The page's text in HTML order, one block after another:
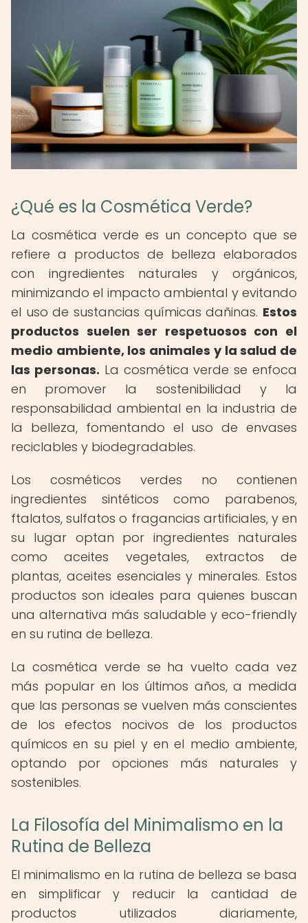
¿Qué es la Cosmética Verde?
La cosmética verde es un concepto que se
refiere a productos de belleza elaborados
con ingredientes naturales y orgánicos,
minimizando el impacto ambiental y evitando
el uso de sustancias químicas dañinas. Estos
productos suelen ser respetuosos con el
medio ambiente, los animales y la salud de
las personas. La cosmética verde se enfoca
en promover la sostenibilidad y la
responsabilidad ambiental en la industria de
la belleza, fomentando el uso de envases
reciclables y biodegradables.
Los cosméticos verdes no contienen
ingredientes sintéticos como parabenos,
ftalatos, sulfatos o fragancias artificiales, y en
su lugar optan por ingredientes naturales
como aceites vegetales, extractos de
plantas, aceites esenciales y minerales. Estos
productos son ideales para quienes buscan
una alternativa más saludable y eco-friendly
en su rutina de belleza.
La cosmética verde se ha vuelto cada vez
más popular en los últimos años, a medida
que las personas se vuelven más conscientes
de los efectos nocivos de los productos
químicos en su piel y en el medio ambiente,
optando por opciones más naturales y
sostenibles.
La Filosofía del Minimalismo en la
Rutina de Belleza
El minimalismo en la rutina de belleza se basa
en simplificar y reducir la cantidad de
productos utilizados diariamente,